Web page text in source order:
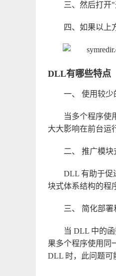
三、然后打开"
四、如果以上
DLL有哪些特点
一、 使用较少
当多个程序使
大大影响在前台运
二、 推广模块
DLL 有助于促
块式体系结构的程
三、 简化部署
当 DLL 中的
果多个程序使用同
DLL 时，此问题可